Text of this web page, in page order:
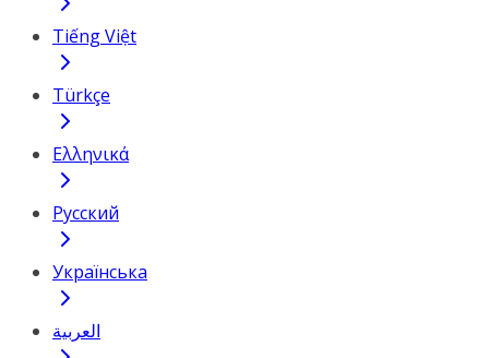
Tiếng Việt
Türkçe
Ελληνικά
Русский
Українська
العربية